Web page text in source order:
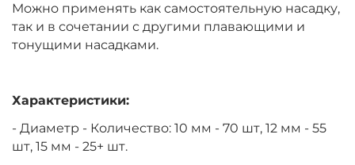
Можно применять как самостоятельную насадку,
так и в сочетании с другими плавающими и
тонущими насадками.
Характеристики:
- Диаметр - Количество: 10 мм - 70 шт, 12 мм - 55
шт, 15 мм - 25+ шт.